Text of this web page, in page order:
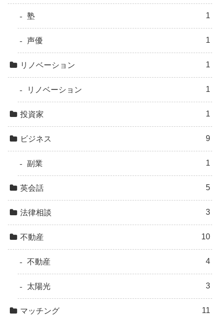
塾 1
声優 1
リノベーション 1
リノベーション 1
投資家 1
ビジネス 9
副業 1
英会話 5
法律相談 3
不動産 10
不動産 4
太陽光 3
マッチング 11